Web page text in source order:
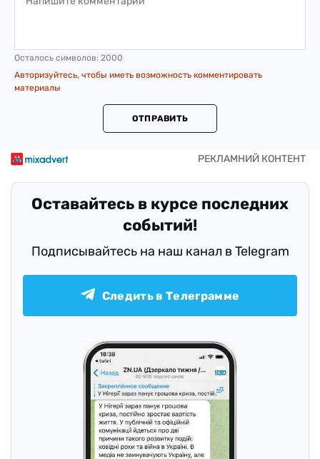
Осталось символов: 2000
Авторизуйтесь, чтобы иметь возможность комментировать
материалы
ОТПРАВИТЬ
Оставайтесь в курсе последних
событий!
Подписывайтесь на наш канал в Telegram
Следить в Телеграмме